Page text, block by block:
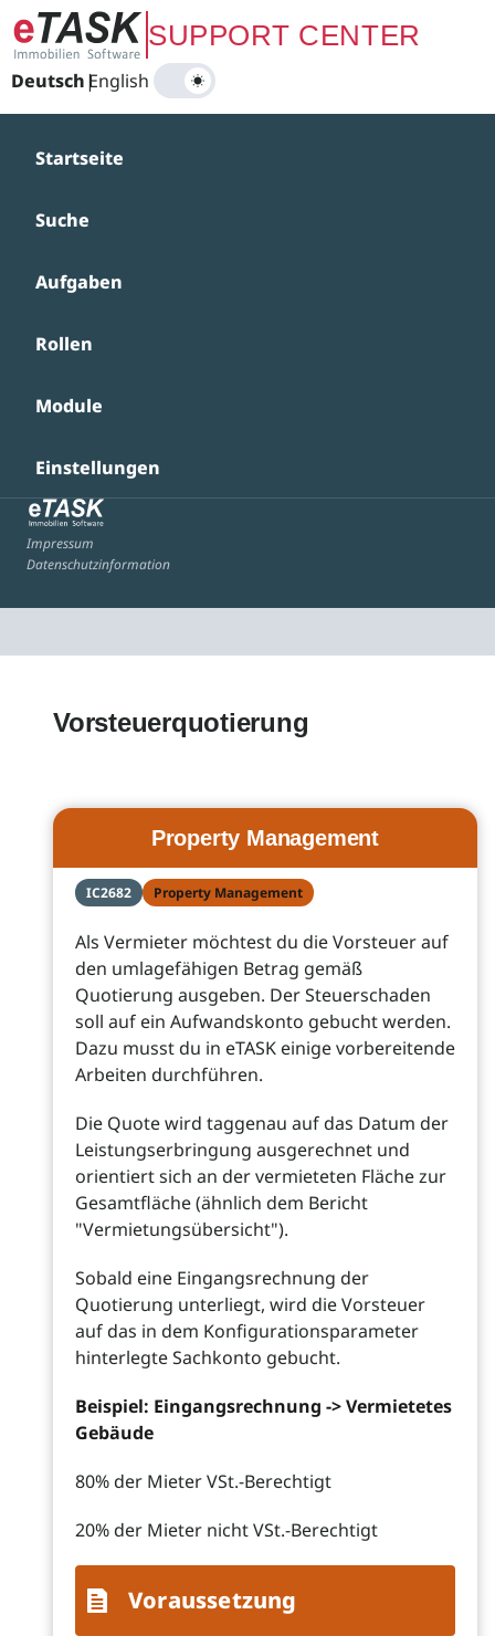
Zum Hauptinhalt springenSUPPORT CENTER
Deutsch|
English
Startseite
Suche
Aufgaben
Rollen
Module
Einstellungen
Impressum
Datenschutzinformation
Vorsteuerquotierung
Property Management
IC2682 Property Management
Als Vermieter möchtest du die Vorsteuer auf
den umlagefähigen Betrag gemäß
Quotierung ausgeben. Der Steuerschaden
soll auf ein Aufwandskonto gebucht werden.
Dazu musst du in eTASK einige vorbereitende
Arbeiten durchführen.
Die Quote wird taggenau auf das Datum der
Leistungserbringung ausgerechnet und
orientiert sich an der vermieteten Fläche zur
Gesamtfläche (ähnlich dem Bericht
"Vermietungsübersicht").
Sobald eine Eingangsrechnung der
Quotierung unterliegt, wird die Vorsteuer
auf das in dem Konfigurationsparameter
hinterlegte Sachkonto gebucht.
Beispiel: Eingangsrechnung -> Vermietetes
Gebäude
80% der Mieter VSt.-Berechtigt
20% der Mieter nicht VSt.-Berechtigt
Voraussetzung